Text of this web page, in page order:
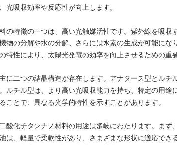
光吸収効率や反応性が向上します。
の特徴の一つは、高い光触媒活性です。紫外線を吸
物の分解や水の分解、さらには水素の生成が可能に
特性により、太陽光発電の効率を向上させるための重
に二つの結晶構造が存在します。アナタース型とル
ルチル型は、より高い光吸収能力を持ち、特定の用
ことで、異なる光学的特性を示すことがあります。
酸化チタンナノ材料の用途は多岐にわたります。ま
は、軽量で柔軟性があり、さまざまな形状に適応で